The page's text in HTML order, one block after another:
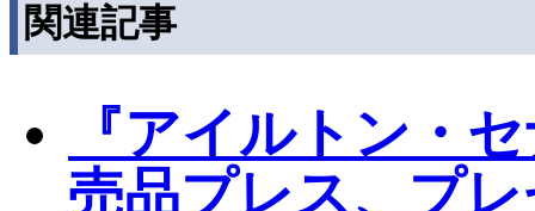
関連記事
『アイルトン・
売品プレス、プ